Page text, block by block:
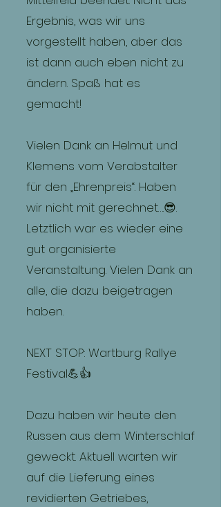
Ergebnis, was wir uns
vorgestellt haben, aber das
ist dann auch eben nicht zu
ändern. Spaß hat es
gemacht!
Vielen Dank an Helmut und
Klemens vom Verabstalter
für den „Ehrenpreis“. Haben
wir nicht mit gerechnet….😎.
Letztlich war es wieder eine
gut organisierte
Veranstaltung. Vielen Dank an
alle, die dazu beigetragen
haben.
NEXT STOP: Wartburg Rallye
Festival💪👍
Dazu haben wir heute den
Russen aus dem Winterschlaf
geweckt. Aktuell warten wir
auf die Lieferung eines
revidierten Getriebes,